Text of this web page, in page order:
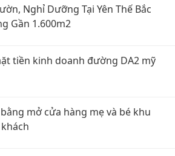
Nghỉ Dưỡng Tại Yên Thế Bắc
Gần 1.600m2
tiền kinh doanh đường DA2 mỹ
mở cửa hàng mẹ và bé khu